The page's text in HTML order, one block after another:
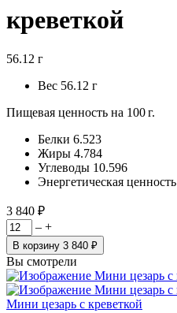
креветкой
56.12 г
Вес 56.12 г
Пищевая ценность на 100 г.
Белки 6.523
Жиры 4.784
Углеводы 10.596
Энергетическая ценность
3 840 ₽
– +
В корзину 3 840 ₽
Вы смотрели
Мини цезарь с креветкой